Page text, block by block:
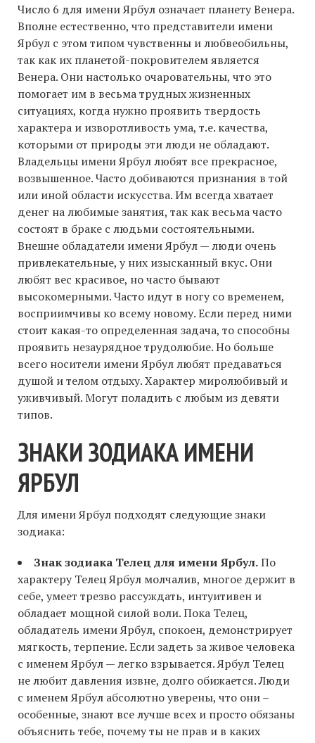
Число 6 для имени Ярбул означает планету Венера.
Вполне естественно, что представители имени
Ярбул с этом типом чувственны и любвеобильны,
так как их планетой-покровителем является
Венера. Они настолько очаровательны, что это
помогает им в весьма трудных жизненных
ситуациях, когда нужно проявить твердость
характера и изворотливость ума, т.е. качества,
которыми от природы эти люди не обладают.
Владельцы имени Ярбул любят все прекрасное,
возвышенное. Часто добиваются признания в той
или иной области искусства. Им всегда хватает
денег на любимые занятия, так как весьма часто
состоят в браке с людьми состоятельными.
Внешне обладатели имени Ярбул — люди очень
привлекательные, у них изысканный вкус. Они
любят вес красивое, но часто бывают
высокомерными. Часто идут в ногу со временем,
восприимчивы ко всему новому. Если перед ними
стоит какая-то определенная задача, то способны
проявить незаурядное трудолюбие. Но больше
всего носители имени Ярбул любят предаваться
душой и телом отдыху. Характер миролюбивый и
уживчивый. Могут поладить с любым из девяти
типов.
ЗНАКИ ЗОДИАКА ИМЕНИ
ЯРБУЛ
Для имени Ярбул подходят следующие знаки
зодиака:
Знак зодиака Телец для имени Ярбул.По
характеру Телец Ярбул молчалив, многое держит в
себе, умеет трезво рассуждать, интуитивен и
обладает мощной силой воли. Пока Телец,
обладатель имени Ярбул, спокоен, демонстрирует
мягкость, терпение. Если задеть за живое человека
с именем Ярбул — легко взрывается. Ярбул Телец
не любит давления извне, долго обижается. Люди
с именем Ярбул абсолютно уверены, что они –
особенные, знают все лучше всех и просто обязаны
объяснить тебе, почему ты не прав и в каких